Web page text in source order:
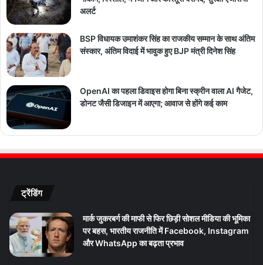
अलर्ट
BSP विधायक उमाशंकर सिंह का राजकीय सम्मान के साथ अंतिम
संस्कार, अंतिम विदाई में भावुक हुए BJP मंत्री दिनेश सिंह
OpenAI का पहला डिवाइस होगा बिना स्क्रीन वाला AI गैजेट,
डोनट जैसी डिजाइन में आएगा; आवाज से होंगे कई काम
ट्रेंडिंग
मार्क जुकरबर्ग की माफी से फिर छिड़ी सोशल मीडिया की भूमिका
पर बहस, भारतीय राजनीति में Facebook, Instagram
और WhatsApp का बढ़ता प्रभाव